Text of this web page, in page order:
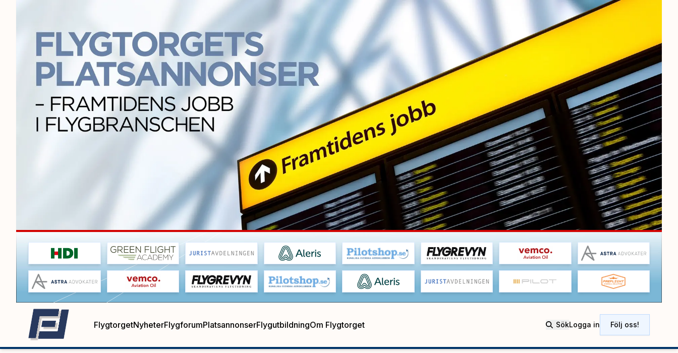
FlygtorgetNyheterFlygforumPlatsannonserFlygutbildningOm Flygtorget SökLogga in Följ oss!